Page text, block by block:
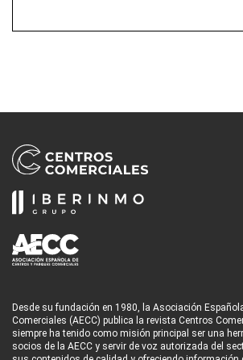
Desde su fundación en 1980, la Asociación
Comerciales (AECC) publica la revista Centros
siempre ha tenido como misión principal ser una
socios de la AECC y servir de voz autorizada del